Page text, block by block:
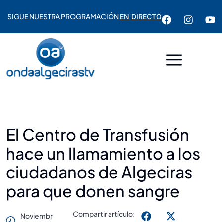
SIGUE NUESTRA PROGRAMACIÓNEN DIRECTO
El Centro de Transfusión
hace un llamamiento a los
ciudadanos de Algeciras
para que donen sangre
Noviembr
Compartir artículo: